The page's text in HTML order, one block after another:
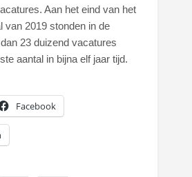
Aan het eind van het
van 2019 stonden in de
23 duizend vacatures
aantal in bijna elf jaar tijd.
Facebook